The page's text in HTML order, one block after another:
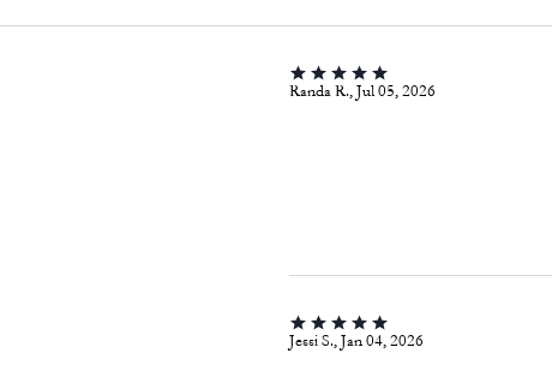
Randa R., Jul 05, 2026
Jessi S., Jan 04, 2026